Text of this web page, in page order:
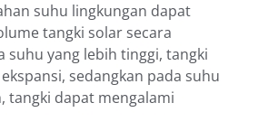
suhu lingkungan dapat
tangki solar secara
suhu yang lebih tinggi, tangki
sedangkan pada suhu
tangki dapat mengalami